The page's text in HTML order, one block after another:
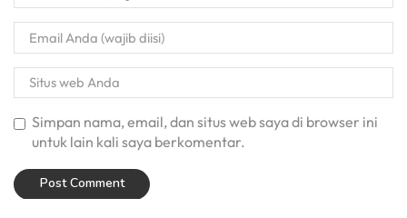
Simpan nama, email, dan situs web saya di browser ini
untuk lain kali saya berkomentar.